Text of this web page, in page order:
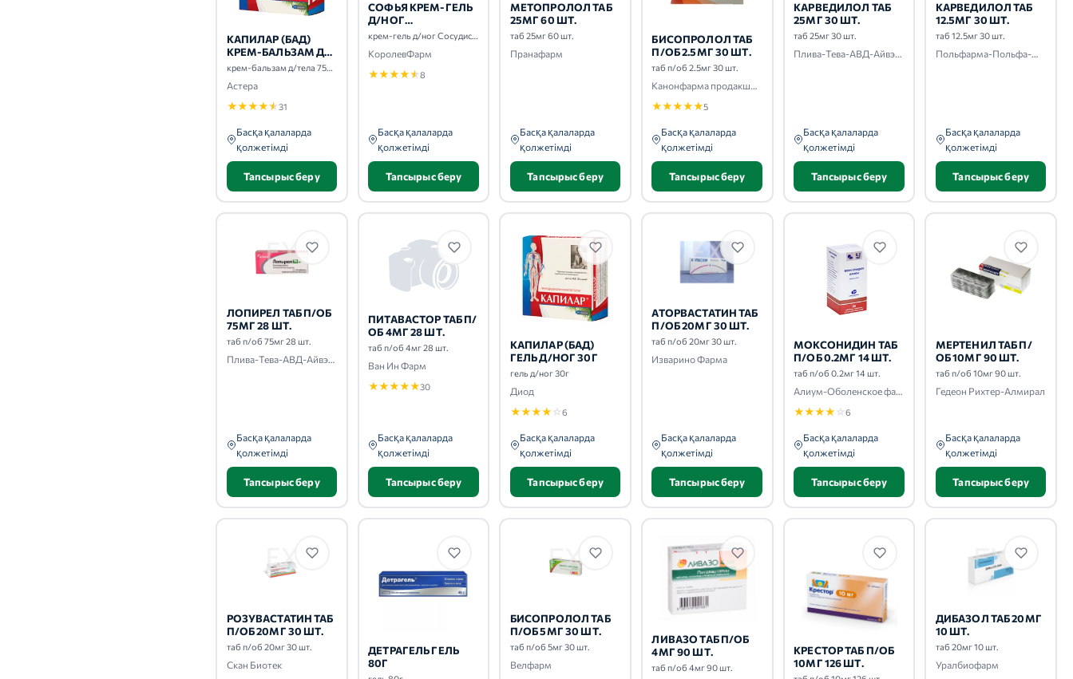
КАПИЛАР (БАД)
КРЕМ-БАЛЬЗАМ Д/
ТЕЛА 75МЛ
крем-бальзам д/тела 75мл
Астера
★★★★★31
Басқа қалаларда
қолжетімді
Тапсырыс беру
СОФЬЯ КРЕМ-ГЕЛЬ
Д/НОГ
СОСУДИСТЫЕ
крем-гель д/ног Сосудистые звездочки 125мл
КоролевФарм
★★★★★8
Басқа қалаларда
қолжетімді
Тапсырыс беру
МЕТОПРОЛОЛ ТАБ
25МГ 60 ШТ.
таб 25мг 60 шт.
Пранафарм
Басқа қалаларда
қолжетімді
Тапсырыс беру
БИСОПРОЛОЛ ТАБ
П/ОБ 2.5МГ 30 ШТ.
таб п/об 2.5мг 30 шт.
Канонфарма продакшн-Радуга продакшн-Завод им. ак. В.П.Филатова
★★★★★5
Басқа қалаларда
қолжетімді
Тапсырыс беру
КАРВЕДИЛОЛ ТАБ
25МГ 30 ШТ.
таб 25мг 30 шт.
Плива-Тева-АВД-Айвэкс-Актавис-Балканфарма-Дупница-Здравле
Басқа қалаларда
қолжетімді
Тапсырыс беру
КАРВЕДИЛОЛ ТАБ
12.5МГ 30 ШТ.
таб 12.5мг 30 шт.
Польфарма-Польфа-Медана Фарма-Акрихин-Тархоминский ФЗ-Адамед
Басқа қалаларда
қолжетімді
Тапсырыс беру
ЛОПИРЕЛ ТАБ П/ОБ
75МГ 28 ШТ.
таб п/об 75мг 28 шт.
Плива-Тева-АВД-Айвэкс-Актавис-Балканфарма-Дупница-Здравле
Басқа қалаларда
қолжетімді
Тапсырыс беру
ПИТАВАСТОР ТАБ П/
ОБ 4МГ 28 ШТ.
таб п/об 4мг 28 шт.
Ван Ин Фарм
★★★★★30
Басқа қалаларда
қолжетімді
Тапсырыс беру
КАПИЛАР (БАД)
ГЕЛЬ Д/НОГ 30Г
гель д/ног 30г
Диод
★★★★ ☆6
Басқа қалаларда
қолжетімді
Тапсырыс беру
АТОРВАСТАТИН ТАБ
П/ОБ 20МГ 30 ШТ.
таб п/об 20мг 30 шт.
Изварино Фарма
Басқа қалаларда
қолжетімді
Тапсырыс беру
МОКСОНИДИН ТАБ
П/ОБ 0.2МГ 14 ШТ.
таб п/об 0.2мг 14 шт.
Алиум-Оболенское фармацевтическое предприятие-Биннофарм
★★★★ ☆6
Басқа қалаларда
қолжетімді
Тапсырыс беру
МЕРТЕНИЛ ТАБ П/
ОБ 10МГ 90 ШТ.
таб п/об 10мг 90 шт.
Гедеон Рихтер-Алмирал
Басқа қалаларда
қолжетімді
Тапсырыс беру
РОЗУВАСТАТИН ТАБ
П/ОБ 20МГ 30 ШТ.
таб п/об 20мг 30 шт.
Скан Биотек
ДЕТРАГЕЛЬ ГЕЛЬ
80Г
БИСОПРОЛОЛ ТАБ
П/ОБ 5МГ 30 ШТ.
таб п/об 5мг 30 шт.
Велфарм
ЛИВАЗО ТАБ П/ОБ
4МГ 90 ШТ.
таб п/об 4мг 90 шт.
КРЕСТОР ТАБ П/ОБ
10МГ 126 ШТ.
ДИБАЗОЛ ТАБ 20МГ
10 ШТ.
таб 20мг 10 шт.
Уралбиофарм